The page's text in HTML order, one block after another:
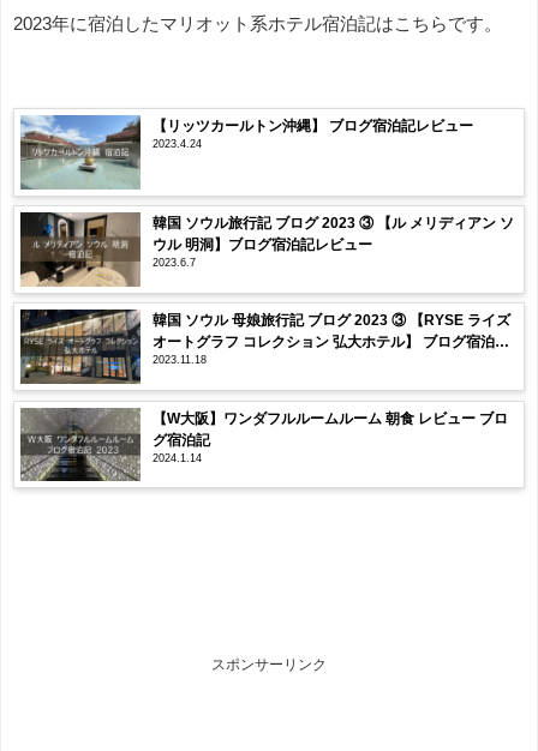
2023年に宿泊したマリオット系ホテル宿泊記はこちらです。
【リッツカールトン沖縄】 ブログ宿泊記レビュー
2023.4.24
韓国 ソウル旅行記 ブログ 2023 ③ 【ル メリディアン ソ
ウル 明洞】ブログ宿泊記レビュー
2023.6.7
韓国 ソウル 母娘旅行記 ブログ 2023 ③ 【RYSE ライズ
オートグラフ コレクション 弘大ホテル】 ブログ宿泊記
レビュー
2023.11.18
【W大阪】ワンダフルルームルーム 朝食 レビュー ブロ
グ宿泊記
2024.1.14
スポンサーリンク